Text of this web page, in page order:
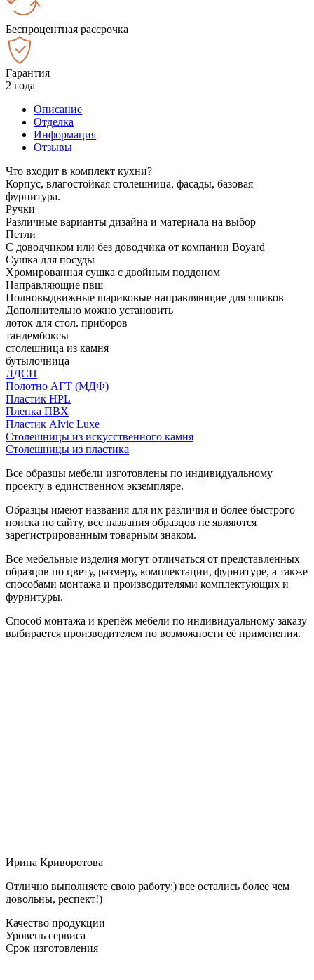
Беспроцентная рассрочка
Гарантия
2 года
Описание
Отделка
Информация
Отзывы
Что входит в комплект кухни?
Корпус, влагостойкая столешница, фасады, базовая
фурнитура.
Ручки
Различные варианты дизайна и материала на выбор
Петли
С доводчиком или без доводчика от компании Boyard
Сушка для посуды
Хромированная сушка с двойным поддоном
Направляющие пвш
Полновыдвижные шариковые направляющие для ящиков
Дополнительно можно установить
лоток для стол. приборов
тандембоксы
столешница из камня
бутылочница
ЛДСП
Полотно АГТ (МДФ)
Пластик HPL
Пленка ПВХ
Пластик Alvic Luxe
Столешницы из искусственного камня
Столешницы из пластика
Все образцы мебели изготовлены по индивидуальному
проекту в единственном экземпляре.
Образцы имеют названия для их различия и более быстрого
поиска по сайту, все названия образцов не являются
зарегистрированным товарным знаком.
Все мебельные изделия могут отличаться от представленных
образцов по цвету, размеру, комплектации, фурнитуре, а также
способами монтажа и производителями комплектующих и
фурнитуры.
Способ монтажа и крепёж мебели по индивидуальному заказу
выбирается производителем по возможности её применения.
Ирина Криворотова
Отлично выполняете свою работу:) все остались более чем
довольны, респект!)
Качество продукции
Уровень сервиса
Срок изготовления